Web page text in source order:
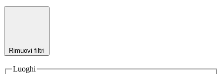
Rimuovi filtri
Luoghi